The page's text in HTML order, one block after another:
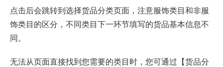
点击后会跳转到选择货品分类页面，注意服饰类目和非服
饰类目的区分，不同类目下一环节填写的货品基本信息不
同。
无法从页面直接找到您需要的类目时，您可通过【货品分